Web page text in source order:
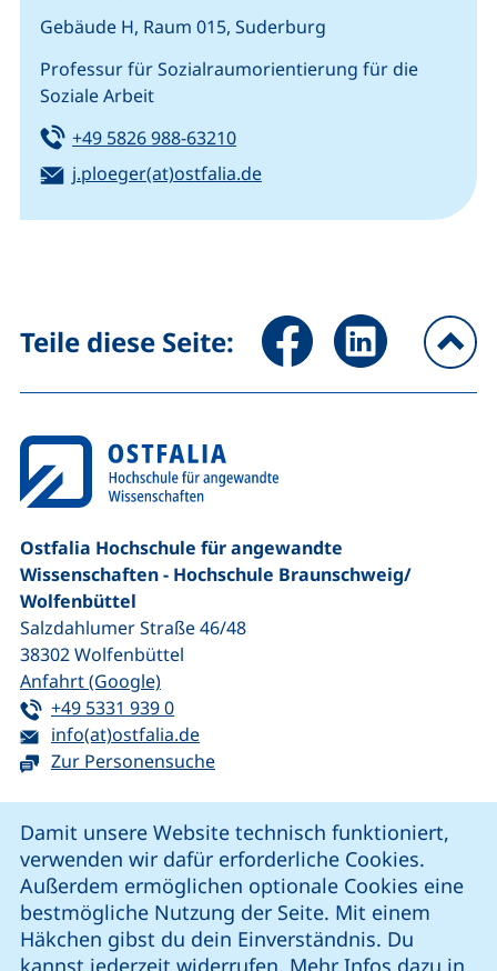
Damit unsere Website technisch funktioniert,
verwenden wir dafür erforderliche Cookies.
Außerdem ermöglichen optionale Cookies eine
bestmögliche Nutzung der Seite. Mit einem
Häkchen gibst du dein Einverständnis. Du
kannst jederzeit widerrufen. Mehr Infos dazu in
Gebäude H, Raum 015, Suderburg
Professur für Sozialraumorientierung für die
Soziale Arbeit
Tel:
+49 5826 988-63210(startet einen Telefonanruf,
E-Mail:
j.ploeger(at)ostfalia.de(öffnet Ihr E-Mail-
Teile diese Seite: Seite über Facebook teilen
Seite über
Ostfalia Hochschule für angewandte
Wissenschaften - Hochschule Braunschweig/​
Wolfenbüttel
Salzdahlumer Straße 46/48
38302Wolfenbüttel
Anfahrt (Google)(externer Link, öffnet neues Fenster)
Tel:
+49 5331 939 0(startet einen Telefonanruf, wenn Ihr
E-Mail:
info(at)ostfalia.de(öffnet Ihr E-Mail-Programm)
Zur Personensuche
unsere Facebook-Seite (externer Link, öffnet neues
unsere LinkedIn-Seite (externer Link, öffnet
unsere Instagram-Seite (externer Link,
unsere YouTube-Seite (externer
Cookie-Einstellungen